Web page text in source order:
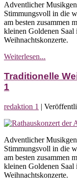
–
Konzert
Nr.
2
Adventlicher
Stimmungsvoll in die
am besten zusammen
kleinen Goldenen
Weihnachtskonzerte.
Weiterlesen...
–
Konzert
Traditionelle
1
redaktion 1 |
Traditionelle
–
Konzert
Nr.
1
Adventlicher
Stimmungsvoll in die
am besten zusammen
kleinen Goldenen
Weihnachtskonzerte.